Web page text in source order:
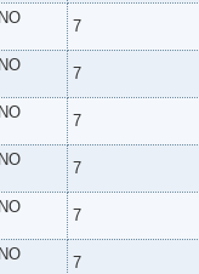
7
7
7
7
7
7